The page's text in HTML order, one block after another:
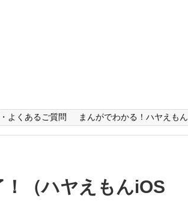
よくあるご質問 まんがでわかる！ハヤえもん
（ハヤえもんiOS